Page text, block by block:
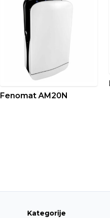
Fenomat AM20N
Kategorije